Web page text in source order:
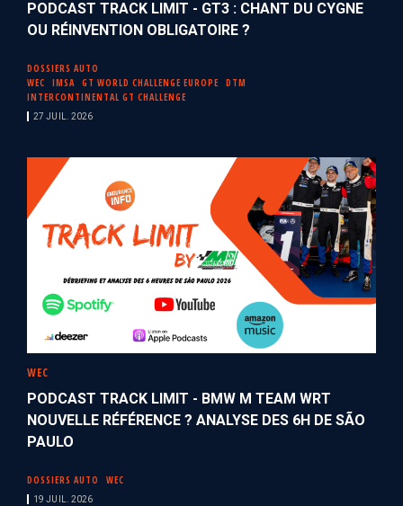
PODCAST TRACK LIMIT - GT3 : CHANT DU CYGNE
OU RÉINVENTION OBLIGATOIRE ?
DOSSIERS AUTO
WEC
IMSA GT WORLD CHALLENGE EUROPE
DTM
INTERCONTINENTAL GT CHALLENGE
27 JUIL. 2026
WEC
PODCAST TRACK LIMIT - BMW M TEAM WRT
NOUVELLE RÉFÉRENCE ? ANALYSE DES 6H DE SÃO
PAULO
DOSSIERS AUTO WEC
19 JUIL. 2026